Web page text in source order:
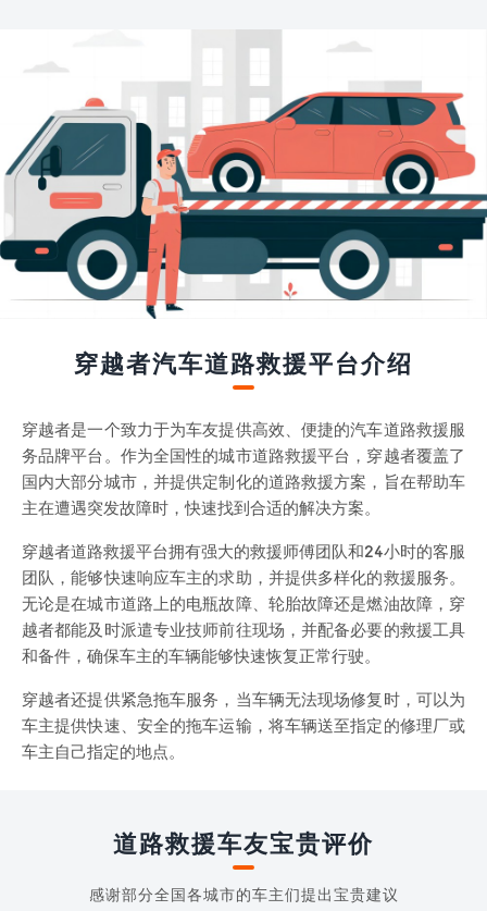
穿越者汽车道路救援平台介绍
穿越者是一个致力于为车友提供高效、便捷的汽车道路救援服
务品牌平台。作为全国性的城市道路救援平台，穿越者覆盖了
国内大部分城市，并提供定制化的道路救援方案，旨在帮助车
主在遭遇突发故障时，快速找到合适的解决方案。
穿越者道路救援平台拥有强大的救援师傅团队和24小时的客服
团队，能够快速响应车主的求助，并提供多样化的救援服务。
无论是在城市道路上的电瓶故障、轮胎故障还是燃油故障，穿
越者都能及时派遣专业技师前往现场，并配备必要的救援工具
和备件，确保车主的车辆能够快速恢复正常行驶。
穿越者还提供紧急拖车服务，当车辆无法现场修复时，可以为
车主提供快速、安全的拖车运输，将车辆送至指定的修理厂或
车主自己指定的地点。
道路救援车友宝贵评价
感谢部分全国各城市的车主们提出宝贵建议